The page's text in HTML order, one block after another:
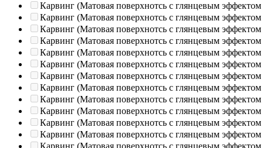
Карвинг (Матовая поверхнотсь с глянцевым эффектом
Карвинг (Матовая поверхнотсь с глянцевым эффектом
Карвинг (Матовая поверхнотсь с глянцевым эффектом
Карвинг (Матовая поверхнотсь с глянцевым эффектом
Карвинг (Матовая поверхнотсь с глянцевым эффектом
Карвинг (Матовая поверхнотсь с глянцевым эффектом
Карвинг (Матовая поверхнотсь с глянцевым эффектом
Карвинг (Матовая поверхнотсь с глянцевым эффектом
Карвинг (Матовая поверхнотсь с глянцевым эффектом
Карвинг (Матовая поверхнотсь с глянцевым эффектом
Карвинг (Матовая поверхнотсь с глянцевым эффектом
Карвинг (Матовая поверхнотсь с глянцевым эффектом